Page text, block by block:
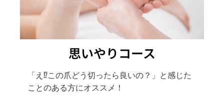
思いやりコース
「 え⁉︎この爪どう切ったら良いの？ 」 と感じた
ことのある方にオススメ！